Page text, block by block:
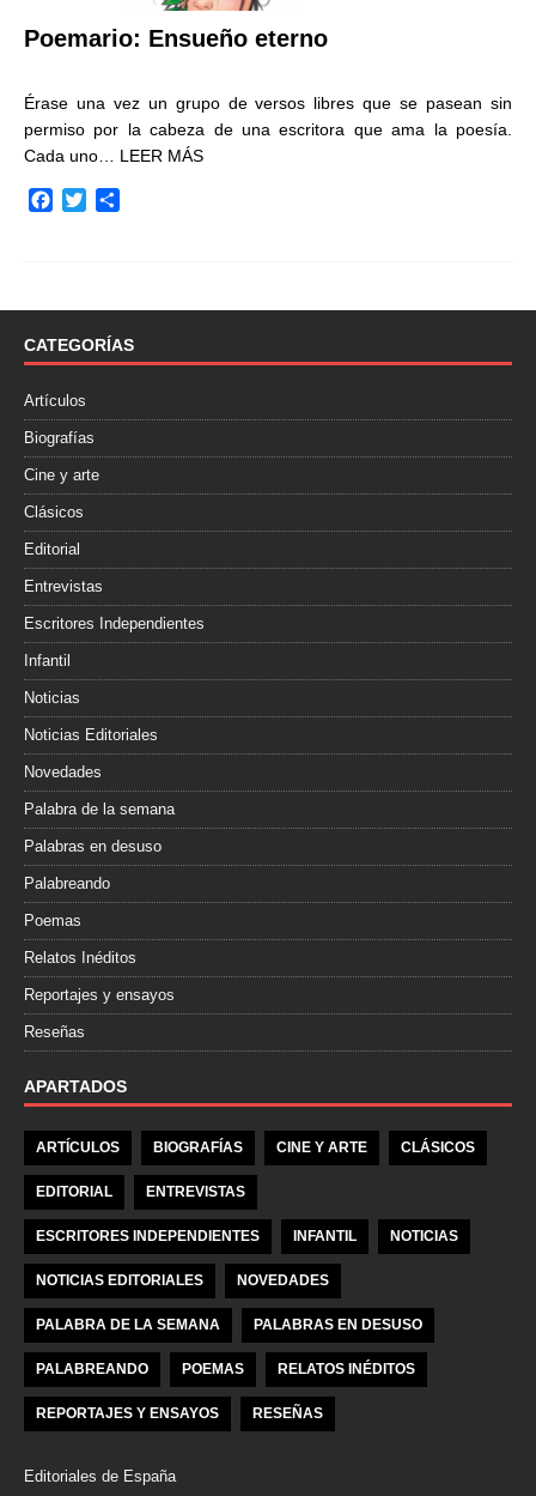
Poemario: Ensueño eterno
Érase una vez un grupo de versos libres que se pasean sin
permiso por la cabeza de una escritora que ama la poesía.
Cada uno… LEER MÁS
o
k
r
t
i
CATEGORÍAS
Artículos
Biografías
Cine y arte
Clásicos
Editorial
Entrevistas
Escritores Independientes
Infantil
Noticias
Noticias Editoriales
Novedades
Palabra de la semana
Palabras en desuso
Palabreando
Poemas
Relatos Inéditos
Reportajes y ensayos
Reseñas
APARTADOS
ARTÍCULOS BIOGRAFÍAS CINE Y ARTE CLÁSICOS
EDITORIAL ENTREVISTAS
ESCRITORES INDEPENDIENTES INFANTIL NOTICIAS
NOTICIAS EDITORIALES NOVEDADES
PALABRA DE LA SEMANA PALABRAS EN DESUSO
PALABREANDO POEMAS RELATOS INÉDITOS
REPORTAJES Y ENSAYOS RESEÑAS
Editoriales de España